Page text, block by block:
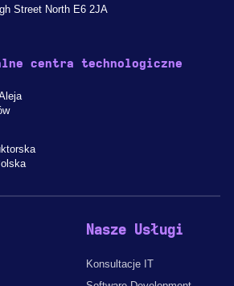
Street North E6 2JA
centra technologiczne
Nasze Usługi
Konsultacje IT